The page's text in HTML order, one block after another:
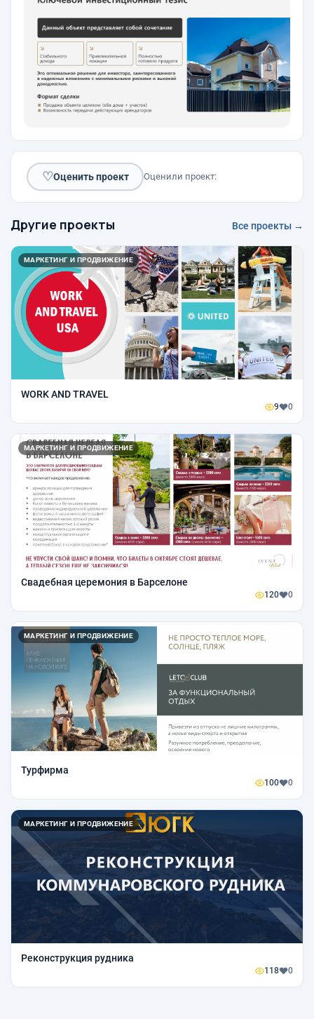
♡Оценить проект Оценили проект:
Другие проекты Все проекты →
МАРКЕТИНГ И ПРОДВИЖЕНИЕ
WORK AND TRAVEL
9 0
МАРКЕТИНГ И ПРОДВИЖЕНИЕ
Свадебная церемония в Барселоне
120 0
МАРКЕТИНГ И ПРОДВИЖЕНИЕ
Турфирма
100 0
МАРКЕТИНГ И ПРОДВИЖЕНИЕ
Реконструкция рудника
118 0